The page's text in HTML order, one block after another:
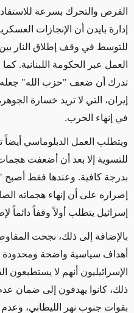
الفرص والتحرك بسرعة
إدارة بايدن أن الإنجازات
للتوسط في وقف إطلاق النار
العمل عبر الحكومة اللبنانية.
تدرك أن ضعف "حزب الله"
إيران، التي لا تريد خسارة
في إنهاء الحرب.
ويتطلب العمل الدبلوماسي أيضاً
للتسوية إلا بعد أن أضعفت
بدرجة كافية. وعندها فقط أصبح
إصراره على أن إنهاء هجماته
إسرائيل يتطلب أولاً وقفاً دائماً
بالإضافة إلى ذلك، نجحت
أهداف سياسية واضحة ومحدودة
الإسرائيليون أنهم لا يستطيعون
ذلك، كانوا يهدفون إلى ضمان
بقوات جنوب نهر الليطاني، وعدم